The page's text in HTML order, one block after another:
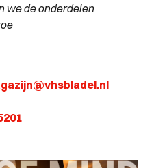
we de onderdelen